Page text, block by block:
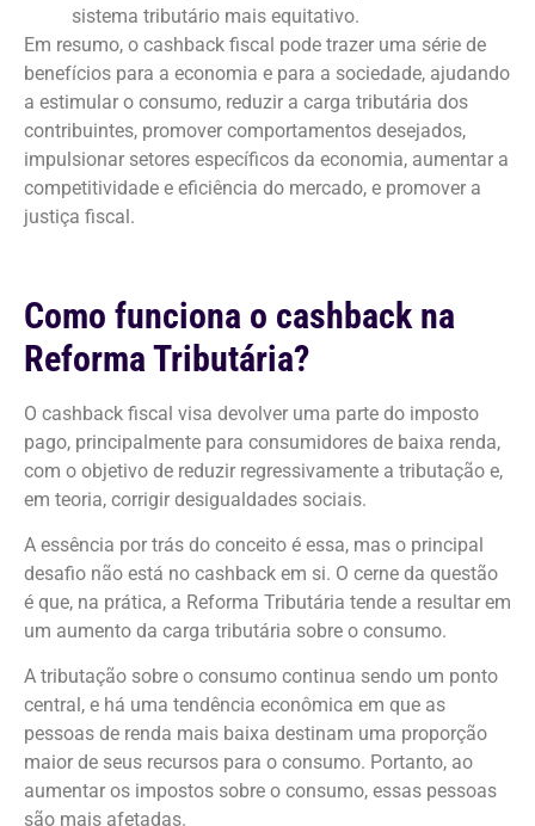
sistema tributário mais equitativo.
Em resumo, o cashback fiscal pode trazer uma série de
benefícios para a economia e para a sociedade, ajudando
a estimular o consumo, reduzir a carga tributária dos
contribuintes, promover comportamentos desejados,
impulsionar setores específicos da economia, aumentar a
competitividade e eficiência do mercado, e promover a
justiça fiscal.
Como funciona o cashback na
Reforma Tributária?
O cashback fiscal visa devolver uma parte do imposto
pago, principalmente para consumidores de baixa renda,
com o objetivo de reduzir regressivamente a tributação e,
em teoria, corrigir desigualdades sociais.
A essência por trás do conceito é essa, mas o principal
desafio não está no cashback em si. O cerne da questão
é que, na prática, a Reforma Tributária tende a resultar em
um aumento da carga tributária sobre o consumo.
A tributação sobre o consumo continua sendo um ponto
central, e há uma tendência econômica em que as
pessoas de renda mais baixa destinam uma proporção
maior de seus recursos para o consumo. Portanto, ao
aumentar os impostos sobre o consumo, essas pessoas
são mais afetadas.